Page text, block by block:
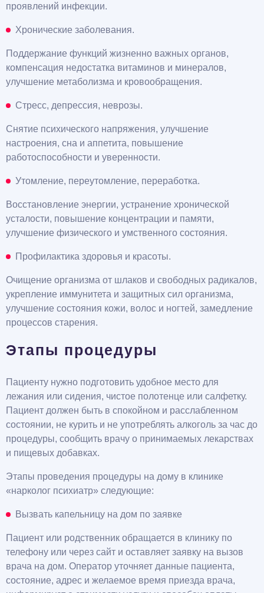
проявлений инфекции.
Хронические заболевания.
Поддержание функций жизненно важных органов,
компенсация недостатка витаминов и минералов,
улучшение метаболизма и кровообращения.
Стресс, депрессия, неврозы.
Снятие психического напряжения, улучшение
настроения, сна и аппетита, повышение
работоспособности и уверенности.
Утомление, переутомление, переработка.
Восстановление энергии, устранение хронической
усталости, повышение концентрации и памяти,
улучшение физического и умственного состояния.
Профилактика здоровья и красоты.
Очищение организма от шлаков и свободных радикалов,
укрепление иммунитета и защитных сил организма,
улучшение состояния кожи, волос и ногтей, замедление
процессов старения.
Этапы процедуры
Пациенту нужно подготовить удобное место для
лежания или сидения, чистое полотенце или салфетку.
Пациент должен быть в спокойном и расслабленном
состоянии, не курить и не употреблять алкоголь за час до
процедуры, сообщить врачу о принимаемых лекарствах
и пищевых добавках.
Этапы проведения процедуры на дому в клинике
«нарколог психиатр» следующие:
Вызвать капельницу на дом по заявке
Пациент или родственник обращается в клинику по
телефону или через сайт и оставляет заявку на вызов
врача на дом. Оператор уточняет данные пациента,
состояние, адрес и желаемое время приезда врача,